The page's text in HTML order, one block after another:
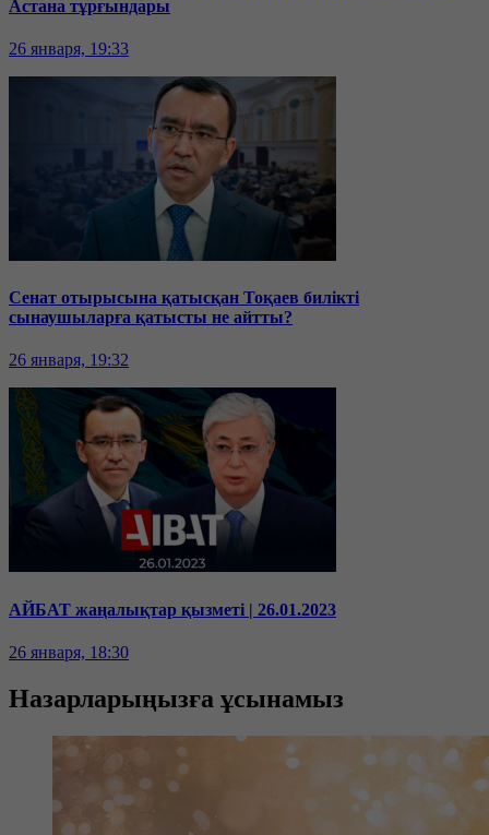
Астана тұрғындары
26 января, 19:33
Сенат отырысына қатысқан Тоқаев билікті
сынаушыларға қатысты не айтты?
26 января, 19:32
АЙБАТ жаңалықтар қызметі | 26.01.2023
26 января, 18:30
Назарларыңызға ұсынамыз